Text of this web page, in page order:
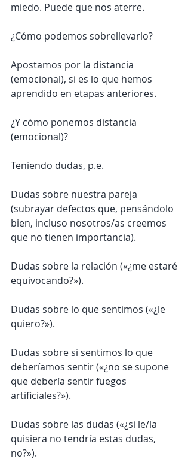
miedo. Puede que nos aterre.
¿Cómo podemos sobrellevarlo?
Apostamos por la distancia
(emocional), si es lo que hemos
aprendido en etapas anteriores.
¿Y cómo ponemos distancia
(emocional)?
Teniendo dudas, p.e.
Dudas sobre nuestra pareja
(subrayar defectos que, pensándolo
bien, incluso nosotros/as creemos
que no tienen importancia).
Dudas sobre la relación («¿me estaré
equivocando?»).
Dudas sobre lo que sentimos («¿le
quiero?»).
Dudas sobre si sentimos lo que
deberíamos sentir («¿no se supone
que debería sentir fuegos
artificiales?»).
Dudas sobre las dudas («¿si le/la
quisiera no tendría estas dudas,
no?»).